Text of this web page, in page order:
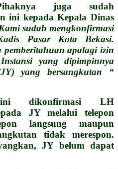
juga sudah
ini kepada Kepala Dinas
sudah mengkonfirmasi
Pasar Kota Bekasi.
apalagi izin
yang dipimpinnya
yang bersangkutan “
dikonfirmasi LH
JY melalui telepon
langsung maupun
tidak merespon.
JY belum dapat